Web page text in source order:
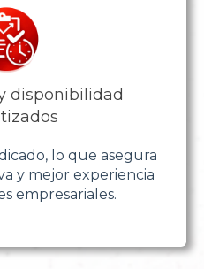
disponibilidad
lo que asegura
y mejor experiencia
empresariales.